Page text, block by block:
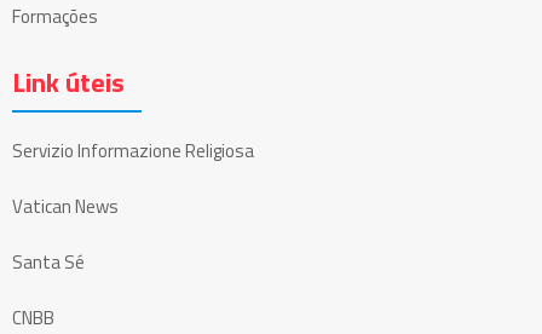
Formações
Link úteis
Servizio Informazione Religiosa
Vatican News
Santa Sé
CNBB